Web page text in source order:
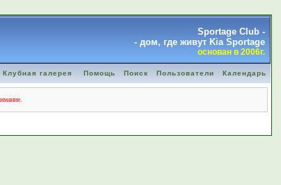
Sportage Club -
- дом, где живут Kia Sportage
основан в 2006г.
Клубная галерея Помощь Поиск Пользователи Календарь